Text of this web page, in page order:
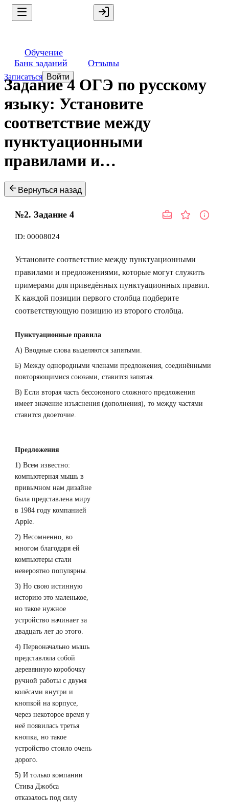
Обучение
Банк заданий
Отзывы
Записаться Войти
Задание 4 ОГЭ по русскому
языку: Установите
соответствие между
пунктуационными
правилами и…
Вернуться назад
№2. Задание 4
ID: 00008024
Установите соответствие между пунктуационными
правилами и предложениями, которые могут служить
примерами для приведённых пунктуационных правил.
К каждой позиции первого столбца подберите
соответствующую позицию из второго столбца.
Пунктуационные правила
A) Вводные слова выделяются запятыми.
Б) Между однородными членами предложения, соединёнными
повторяющимися союзами, ставится запятая.
B) Если вторая часть бессоюзного сложного предложения
имеет значение изъяснения (дополнения), то между частями
ставится двоеточие.
Предложения
1) Всем известно:
компьютерная мышь в
привычном нам дизайне
была представлена миру
в 1984 году компанией
Apple.
2) Несомненно, во
многом благодаря ей
компьютеры стали
невероятно популярны.
3) Но свою истинную
историю это маленькое,
но такое нужное
устройство начинает за
двадцать лет до этого.
4) Первоначально мышь
представляла собой
деревянную коробочку
ручной работы с двумя
колёсами внутри и
кнопкой на корпусе,
через некоторое время у
неё появилась третья
кнопка, но такое
устройство стоило очень
дорого.
5) И только компании
Стива Джобса
отказалось под силу